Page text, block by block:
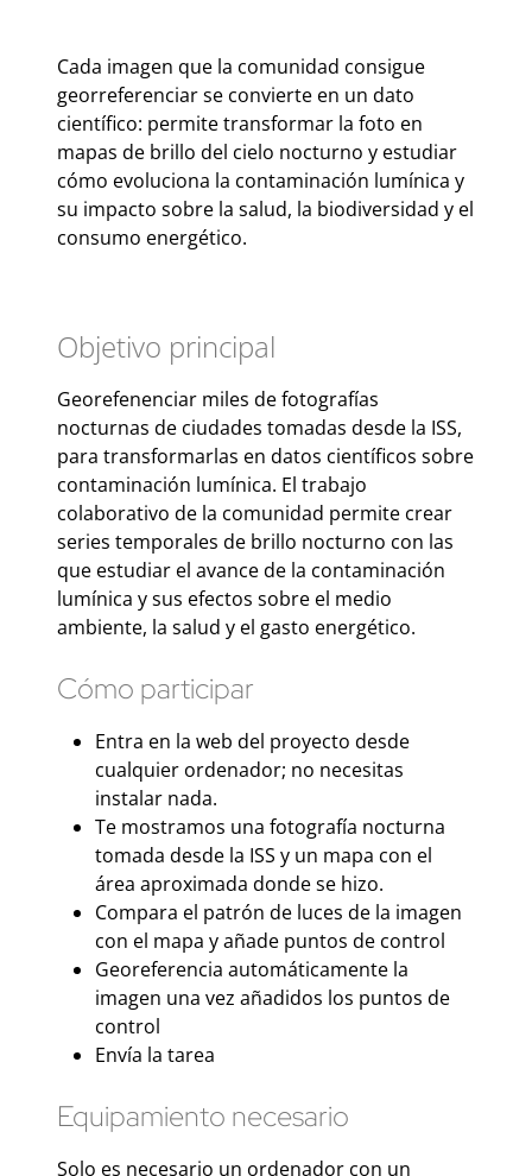
Cada imagen que la comunidad consigue
georreferenciar se convierte en un dato
científico: permite transformar la foto en
mapas de brillo del cielo nocturno y estudiar
cómo evoluciona la contaminación lumínica y
su impacto sobre la salud, la biodiversidad y el
consumo energético.
Objetivo principal
Georefenenciar miles de fotografías
nocturnas de ciudades tomadas desde la ISS,
para transformarlas en datos científicos sobre
contaminación lumínica. El trabajo
colaborativo de la comunidad permite crear
series temporales de brillo nocturno con las
que estudiar el avance de la contaminación
lumínica y sus efectos sobre el medio
ambiente, la salud y el gasto energético.
Cómo participar
Entra en la web del proyecto desde
cualquier ordenador; no necesitas
instalar nada.
Te mostramos una fotografía nocturna
tomada desde la ISS y un mapa con el
área aproximada donde se hizo.
Compara el patrón de luces de la imagen
con el mapa y añade puntos de control
Georeferencia automáticamente la
imagen una vez añadidos los puntos de
control
Envía la tarea
Equipamiento necesario
Solo es necesario un ordenador con un